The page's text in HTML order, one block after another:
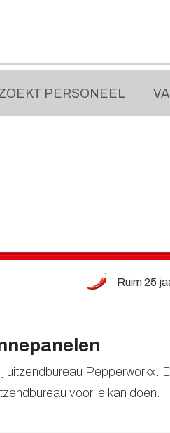
PERSONEEL
Ruim 25
Pepperworkx.
voor je kan doen.